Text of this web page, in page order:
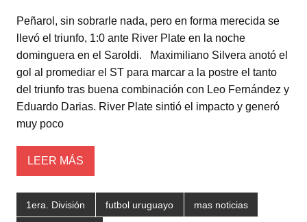
tt
er
at
s
A
p
p
c
e
b
o
o
m
p
ar
tir
Peñarol, sin sobrarle nada, pero en forma merecida se
llevó el triunfo, 1:0 ante River Plate en la noche
dominguera en el Saroldi. Maximiliano Silvera anotó el
gol al promediar el ST para marcar a la postre el tanto
del triunfo tras buena combinación con Leo Fernández y
Eduardo Darias. River Plate sintió el impacto y generó
muy poco
LEER MÁS
1era. División futbol uruguayo mas noticias